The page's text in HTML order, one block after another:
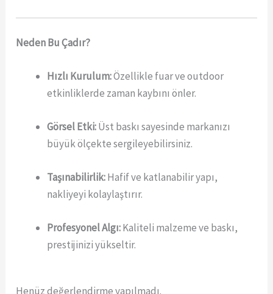
Neden Bu Çadır?
Hızlı Kurulum:Özellikle fuar ve outdoor
etkinliklerde zaman kaybını önler.
Görsel Etki:Üst baskı sayesinde markanızı
büyük ölçekte sergileyebilirsiniz.
Taşınabilirlik:Hafif ve katlanabilir yapı,
nakliyeyi kolaylaştırır.
Profesyonel Algı:Kaliteli malzeme ve baskı,
prestijinizi yükseltir.
Henüz değerlendirme yapılmadı.